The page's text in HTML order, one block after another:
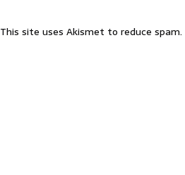
This site uses Akismet to reduce spam.